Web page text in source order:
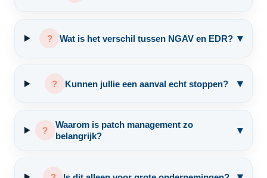
? Wat is het verschil tussen NGAV en EDR? ▾
? Kunnen jullie een aanval echt stoppen? ▾
?
Waarom is patch management zo
belangrijk?
▾